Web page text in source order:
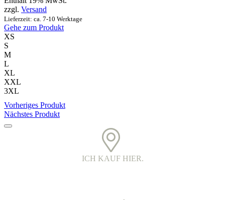
Produktseite
zzgl. Versand
Lieferzeit: ca. 7-10 Werktage
Gehe zum Produkt
XS
S
M
L
XL
XXL
3XL
Vorheriges Produkt
Nächstes Produkt
ICH KAUF HIER.